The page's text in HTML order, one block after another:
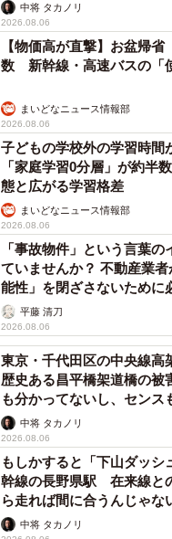
中将 タカノリ
2026.08.06
【物価高が直撃】お盆帰
数 新幹線・高速バスの「
まいどなニュース情報部
2026.08.06
子どもの学校外の学習時
「家庭学習0分層」が約半
態と広がる学習格差
まいどなニュース情報部
2026.08.06
「事故物件」という言葉
ていませんか？ 不動産業
能性」を閉ざさないために
平藤 清刀
2026.08.06
東京・千代田区の中央線
歴史ある昌平橋架道橋の
も分かってないし、センス
して」中将 タカノリ
2026.08.06
もしかすると「下山ダッ
幹線の長野県駅 在来線と
ら走れば間に合うんじゃ
係が反響
中将 タカノリ